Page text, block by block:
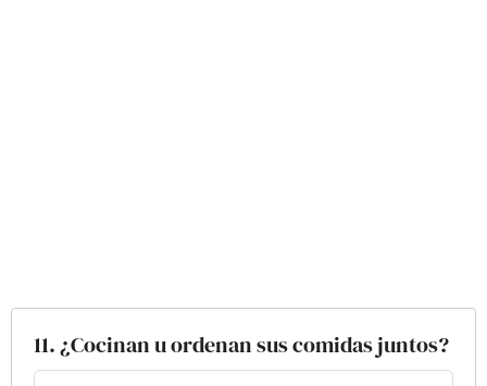
11. ¿Cocinan u ordenan sus comidas juntos?